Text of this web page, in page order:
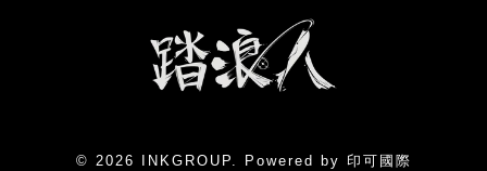
© 2026 INKGROUP. Powered by 印可國際